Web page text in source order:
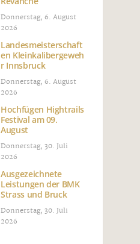
Donnerstag, 6. August
2026
Landesmeisterschaft
en Kleinkalibergeweh
r Innsbruck
Donnerstag, 6. August
2026
Hochfügen Hightrails
Festival am 09.
August
Donnerstag, 30. Juli
2026
Ausgezeichnete
Leistungen der BMK
Strass und Bruck
Donnerstag, 30. Juli
2026